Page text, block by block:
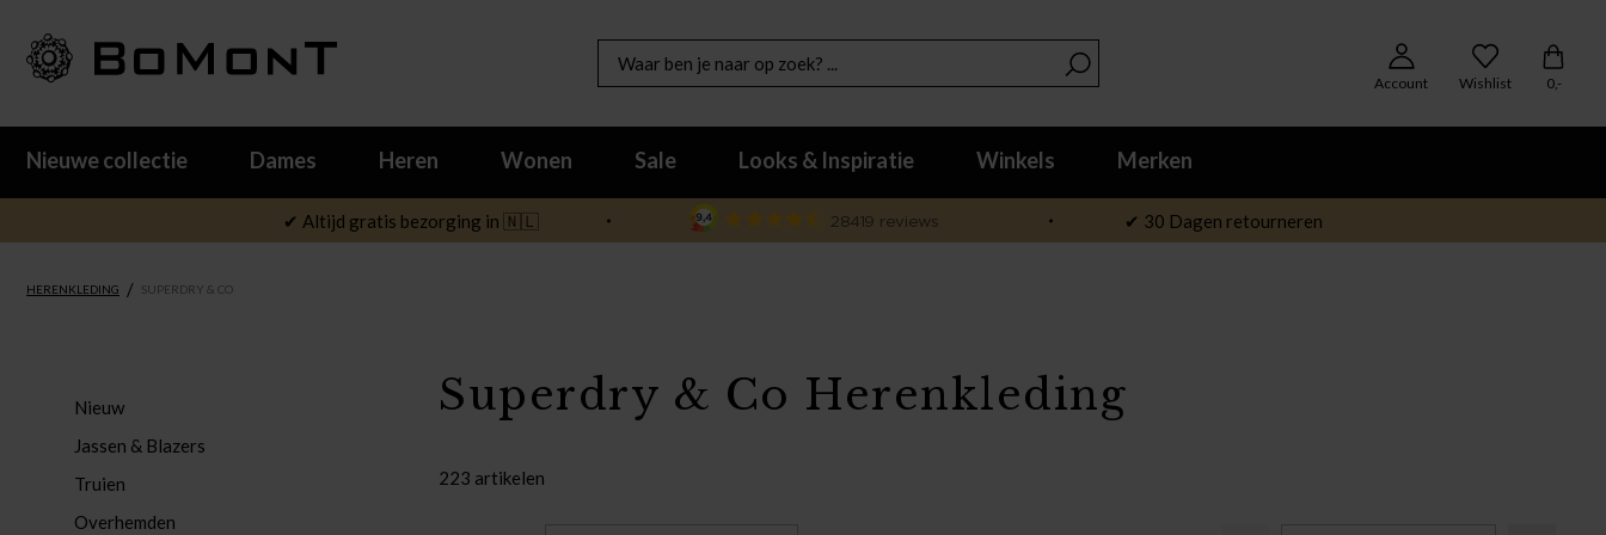
Account Wishlist 0,-
Nieuwe collectie Dames Heren Wonen Sale Looks & Inspiratie Winkels Merken
✔ Altijd gratis bezorging in 🇳🇱 ✔ 30 Dagen retourneren
HERENKLEDING / SUPERDRY & CO
Nieuw
Jassen & Blazers
Truien
Overhemden
Superdry & Co Herenkleding
223 artikelen